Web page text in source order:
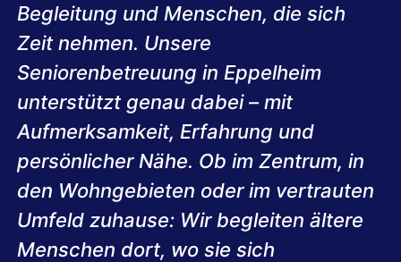
Begleitung und Menschen, die sich
Zeit nehmen. Unsere
Seniorenbetreuung in Eppelheim
unterstützt genau dabei – mit
Aufmerksamkeit, Erfahrung und
persönlicher Nähe. Ob im Zentrum, in
den Wohngebieten oder im vertrauten
Umfeld zuhause: Wir begleiten ältere
Menschen dort, wo sie sich